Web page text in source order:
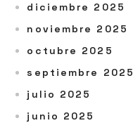
diciembre 2025
noviembre 2025
octubre 2025
septiembre 2025
julio 2025
junio 2025